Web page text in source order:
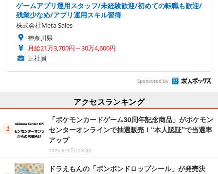
ゲームアプリ運用スタッフ/未経験歓迎/初めての転職も歓迎/
残業少なめ/アプリ運用スキル習得
株式会社Meta Sales
神奈川県
月給21万3,700円～30万4,600円
正社員
Sponsored by
アクセスランキング
「ポケモンカードゲーム30周年記念商品」がポケモン
センターオンラインで抽選販売！“本人認証”で当選率
アップ
2026.8.9(日) 18:30
ドラえもんの「ボンボンドロップシール」が発売決